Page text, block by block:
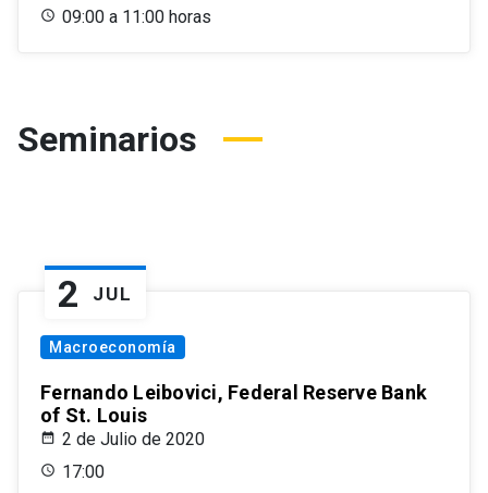
09:00 a 11:00 horas
Seminarios
2 JUL
Macroeconomía
Fernando Leibovici, Federal Reserve Bank
of St. Louis
2 de Julio de 2020
17:00